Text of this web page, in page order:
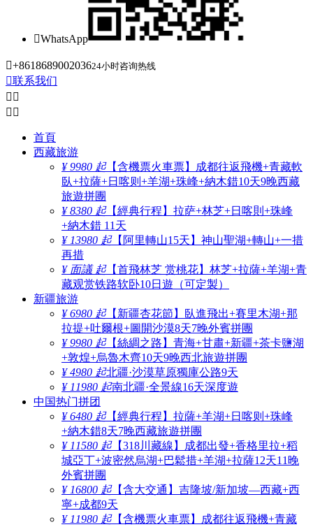
WhatsApp
+861868900203624小时咨询热线
联系我们
 
 
首頁
西藏旅游
¥ 9980 起【含機票火車票】成都往返飛機+青藏軟
臥+拉薩+日喀则+羊湖+珠峰+納木錯10天9晚西藏
旅遊拼團
¥ 8380 起【經典行程】拉萨+林芝+日喀則+珠峰
+納木錯 11天
¥ 13980 起【阿里轉山15天】神山聖湖+轉山+一措
再措
¥ 面議 起【首飛林芝 赏桃花】林芝+拉薩+羊湖+青
藏观赏铁路软卧10日遊（可定製）
新疆旅游
¥ 6980 起【新疆杏花節】臥進飛出+賽里木湖+那
拉提+吐爾根+圖開沙漠8天7晚外賓拼團
¥ 9980 起【絲綢之路】青海+甘肅+新疆+茶卡鹽湖
+敦煌+烏魯木齊10天9晚西北旅遊拼團
¥ 4980 起北疆·沙漠草原獨庫公路9天
¥ 11980 起南北疆·全景線16天深度遊
中国热门拼团
¥ 6480 起【經典行程】拉薩+羊湖+日喀则+珠峰
+納木錯8天7晚西藏旅遊拼團
¥ 11580 起【318川藏線】成都出發+香格里拉+稻
城亞丁+波密然烏湖+巴鬆措+羊湖+拉薩12天11晚
外賓拼團
¥ 16800 起【含大交通】吉隆坡/新加坡—西藏+西
寧+成都9天
¥ 11980 起【含機票火車票】成都往返飛機+青藏